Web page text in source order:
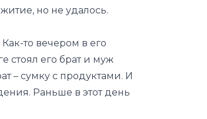
но не удалось.
то вечером в его
стоял его брат и муж
– сумку с продуктами. И
Раньше в этот день